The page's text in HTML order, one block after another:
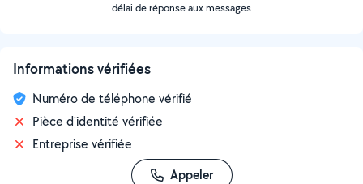
délai de réponse aux messages
Informations vérifiées
Numéro de téléphone vérifié
Pièce d'identité vérifiée
Entreprise vérifiée
Appeler